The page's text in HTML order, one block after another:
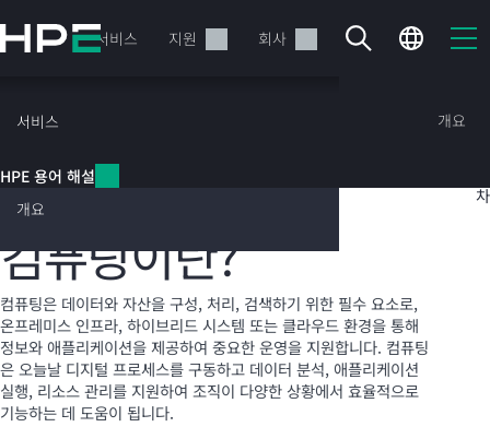
요
너
제품 서비스 지원 회사
서비스
현재 장바구니가 비어있습니다
HPE Store에서 검색하고 구성한 다음 주문하십시오.
HPE 용어 해설 개요
개요
HPE 용어 해설
컴퓨팅
컴퓨팅이란?
컴퓨팅은 데이터와 자산을 구성, 처리, 검색하기 위한 필수 요소로,
온프레미스 인프라, 하이브리드 시스템 또는 클라우드 환경을 통해
정보와 애플리케이션을 제공하여 중요한 운영을 지원합니다. 컴퓨팅
은 오늘날 디지털 프로세스를 구동하고 데이터 분석, 애플리케이션
실행, 리소스 관리를 지원하여 조직이 다양한 상황에서 효율적으로
기능하는 데 도움이 됩니다.
차